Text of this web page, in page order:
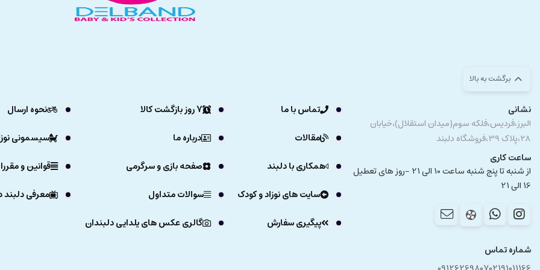
برگشت به بالا
نشانی
البرز،فردیس،فلکه سوم(میدان استقلال)،خیابان
28،پلاک 39،فروشگاه دلبند
ساعت کاری
از شنبه تا پنج شنبه ساعت 10 الی 21 -روز های تعطیل
16 الی 21
شماره تماس
تماس با ما 7 روز بازگشت کالا
نحوه ارسال
مقالات
درباره ما
سیسمونی
همکاری با دلبند
صفحه بازی و سرگرمی
قوانین و
سایت های نوزاد و کودک
سوالات متداول
معرفی
پیگیری سفارش
گالری عکس های یلدایی دلبندان